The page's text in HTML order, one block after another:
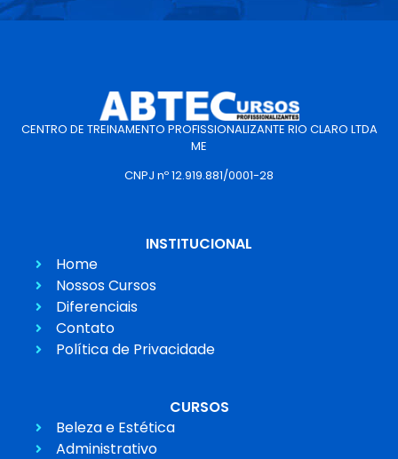
CENTRO DE TREINAMENTO PROFISSIONALIZANTE RIO CLARO LTDA
ME
CNPJ nº 12.919.881/0001-28
INSTITUCIONAL
Home
Nossos Cursos
Diferenciais
Contato
Política de Privacidade
CURSOS
Beleza e Estética
Administrativo